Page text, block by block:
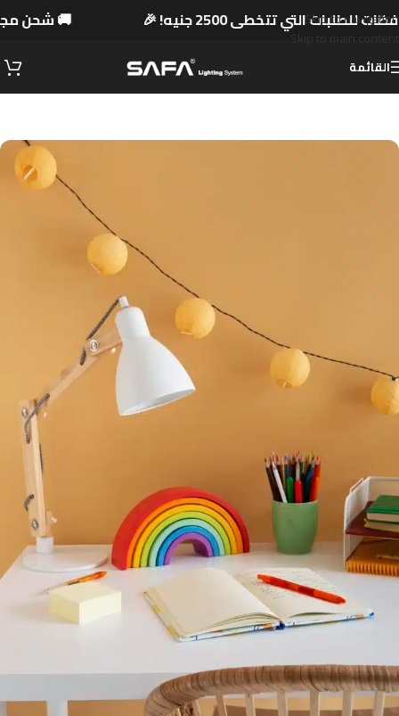
التي تتخطى 2500 جنيه! 🎉 🚚 شحن
Skip to navigation
Skip to main content
القائمة